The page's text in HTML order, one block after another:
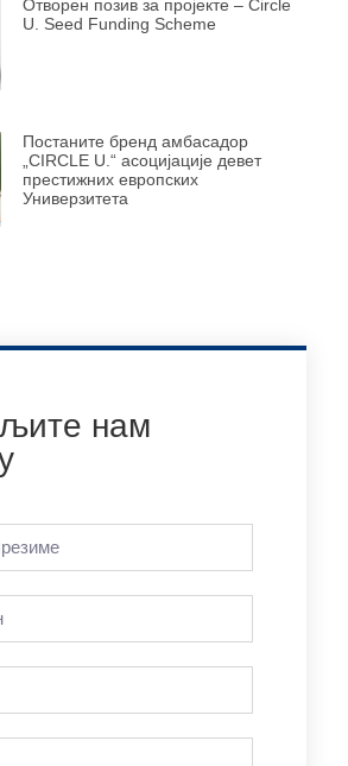
Отворен позив за пројекте – Circle
U. Seed Funding Scheme
Постаните бренд амбасадор
„CIRCLE U.“ асоцијације девет
престижних европских
Универзитета
нам